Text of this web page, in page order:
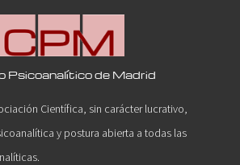
Psicoanalítico de Madrid
Científica, sin carácter lucrativo,
y postura abierta a todas las